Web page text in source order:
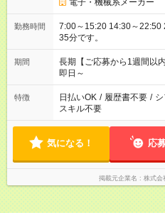
電子・機械系メーカー
勤務時間
7:00～15:20 14:30～22:50 22:45～7:05 ※
35分です。
期間
長期【ご応募から1週間以
即日～
特徴 日払いOK / 履歴書不要 /
スキル不要
気になる！ 応
掲載元企業名 株式会